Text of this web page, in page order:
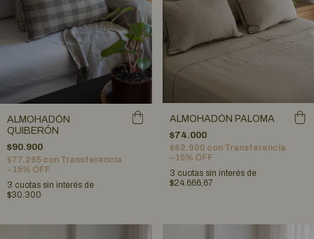
ALMOHADÓN
QUIBERÓN
$90.900
$77.265 con Transferencia
– 15% OFF
3 cuotas sin interés de
$30.300
ALMOHADÓN PALOMA
$74.000
$62.900 con Transferencia
– 15% OFF
3 cuotas sin interés de
$24.666,67